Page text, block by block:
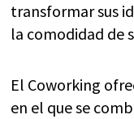
transformar sus
la comodidad de
El Coworking
en el que se